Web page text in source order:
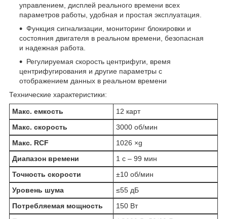
управлением, дисплей реального времени всех
параметров работы, удобная и простая эксплуатация.
Функция сигнализации, мониторинг блокировки и
состояния двигателя в реальном времени, безопасная
и надежная работа.
Регулируемая скорость центрифуги, время
центрифугирования и другие параметры с
отображением данных в реальном времени
Технические характеристики:
Макс. емкость
12 карт
Макс. скорость
3000 об/мин
Макс. RCF
1026 ×g
Диапазон времени
1 с – 99 мин
Точность скорости
±10 об/мин
Уровень шума
≤55 дБ
Потребляемая мощность
150 Вт